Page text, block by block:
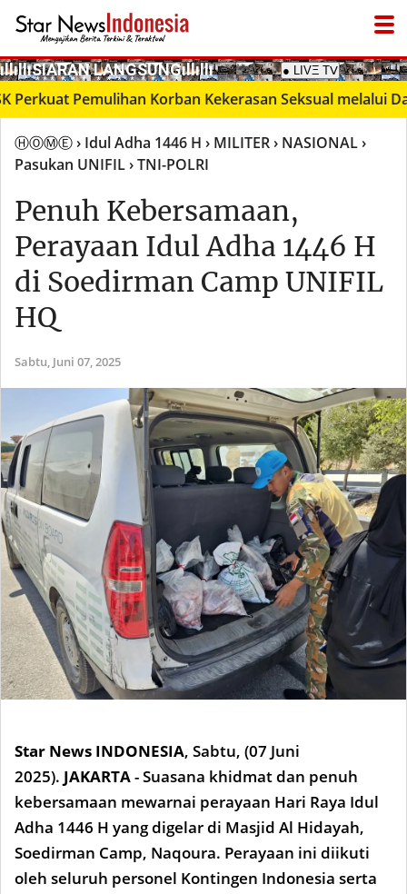
­ıllıllıS͙I͙A͙R͙A͙N͙ L͙A͙N͙G͙S͙U͙N͙G͙ıllıllı ● LIVΞ Tᐯ
Pemulihan Korban Kekerasan Seksual melalui Dana
ⒽⓄⓂⒺ› Idul Adha 1446 H › MILITER› NASIONAL›
Pasukan UNIFIL› TNI-POLRI
Penuh Kebersamaan,
Perayaan Idul Adha 1446 H
di Soedirman Camp UNIFIL
HQ
Sabtu, Juni 07, 2025
Star News INDONESIA, Sabtu, (07 Juni
2025). JAKARTA- Suasana khidmat dan penuh
kebersamaan mewarnai perayaan Hari Raya Idul
Adha 1446 H yang digelar di Masjid Al Hidayah,
Soedirman Camp, Naqoura. Perayaan ini diikuti
oleh seluruh personel Kontingen Indonesia serta